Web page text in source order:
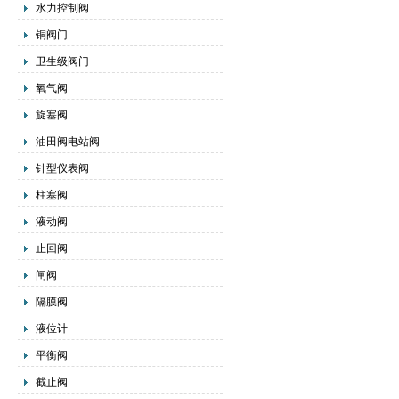
水力控制阀
铜阀门
卫生级阀门
氧气阀
旋塞阀
油田阀电站阀
针型仪表阀
柱塞阀
液动阀
止回阀
闸阀
隔膜阀
液位计
平衡阀
截止阀